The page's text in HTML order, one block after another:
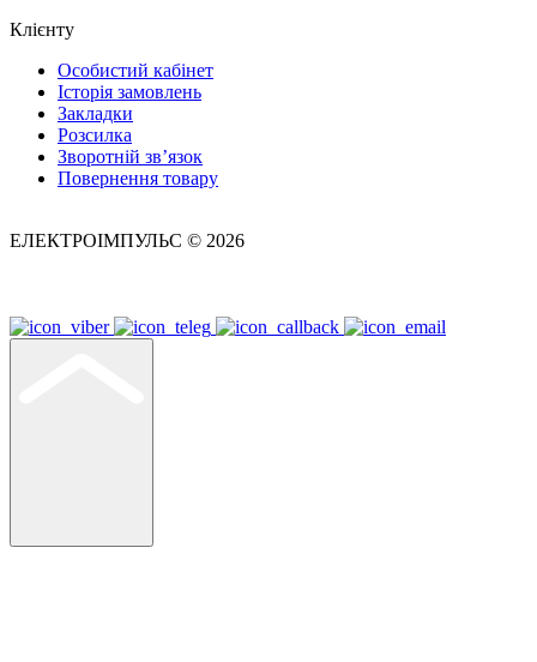
Клієнту
Особистий кабінет
Історія замовлень
Закладки
Розсилка
Зворотній зв’язок
Повернення товару
ЕЛЕКТРОІМПУЛЬС © 2026